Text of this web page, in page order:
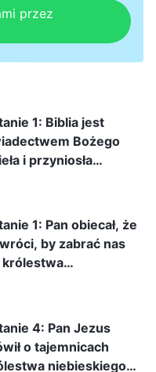
przez
1: Biblia jest
Bożego
i przyniosła
traktować
jako Stwórcę
rzeczy,
się o
Ponieważ
jest zapisem
słowa i
1: Pan obiecał, że
by zabrać nas
królestwa
już stał się ciałem,
wykonać dzieło sądu
ostatecznych.
4: Pan Jezus
o tajemnicach
niebieskiego